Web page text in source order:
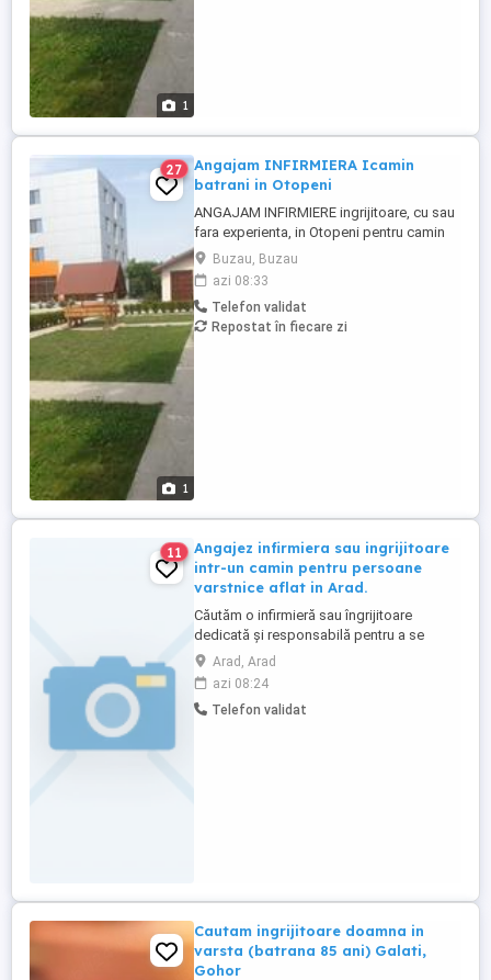
1
1
27
Angajam INFIRMIERA Icamin
batrani in Otopeni
ANGAJAM INFIRMIERE ingrijitoare, cu sau
fara experienta, in Otopeni pentru camin
de batrani privat, program intern sau in
ture, plata corecta si la timp, masa
asigurata, carte de munca. Acces usor cu
transport in comun. Posibilitate de cazare
pentru personal in conditii bune, daca
Buzau, Buzau
azi 08:33
Telefon validat
Repostat în fiecare zi
11
Angajez infirmiera sau ingrijitoare
intr-un camin pentru persoane
varstnice aflat in Arad.
Căutăm o infirmieră sau îngrijitoare
dedicată și responsabilă pentru a se
alătura echipei noastre într-un cămin
pentru persoane vârstnice din Arad.
Candidatul ideal va oferi îngrijire și
asistență de calitate rezidenților,
Arad, Arad
azi 08:24
Telefon validat
Cautam ingrijitoare doamna in
varsta (batrana 85 ani) Galati,
Gohor